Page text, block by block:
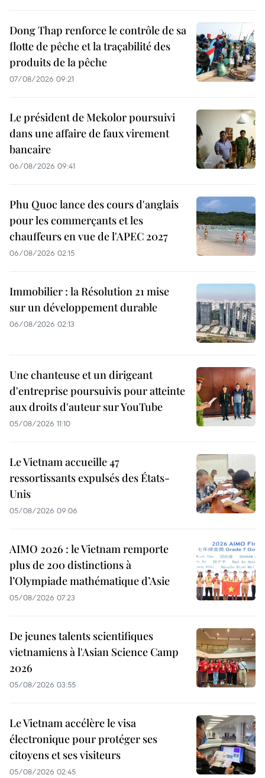
Dong Thap renforce le contrôle de sa
flotte de pêche et la traçabilité des
produits de la pêche
07/08/2026 09:21
Le président de Mekolor poursuivi
dans une affaire de faux virement
bancaire
06/08/2026 09:41
Phu Quoc lance des cours d'anglais
pour les commerçants et les
chauffeurs en vue de l'APEC 2027
06/08/2026 02:15
Immobilier : la Résolution 21 mise
sur un développement durable
06/08/2026 02:13
Une chanteuse et un dirigeant
d'entreprise poursuivis pour atteinte
aux droits d'auteur sur YouTube
05/08/2026 11:10
Le Vietnam accueille 47
ressortissants expulsés des États-
Unis
05/08/2026 09:06
AIMO 2026 : le Vietnam remporte
plus de 200 distinctions à
l’Olympiade mathématique d’Asie
05/08/2026 07:23
De jeunes talents scientifiques
vietnamiens à l'Asian Science Camp
2026
05/08/2026 03:55
Le Vietnam accélère le visa
électronique pour protéger ses
citoyens et ses visiteurs
05/08/2026 02:45